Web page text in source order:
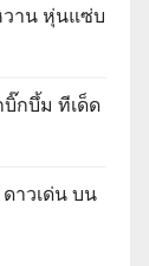
าน หุ่นแซ่บ
กบึ้ม ทีเด็ด
าวเด่น บน